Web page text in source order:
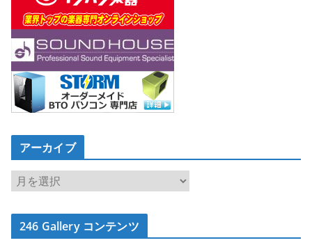
アーカイブ
ア
ー
カ
イ246 Gallery コンテンツ